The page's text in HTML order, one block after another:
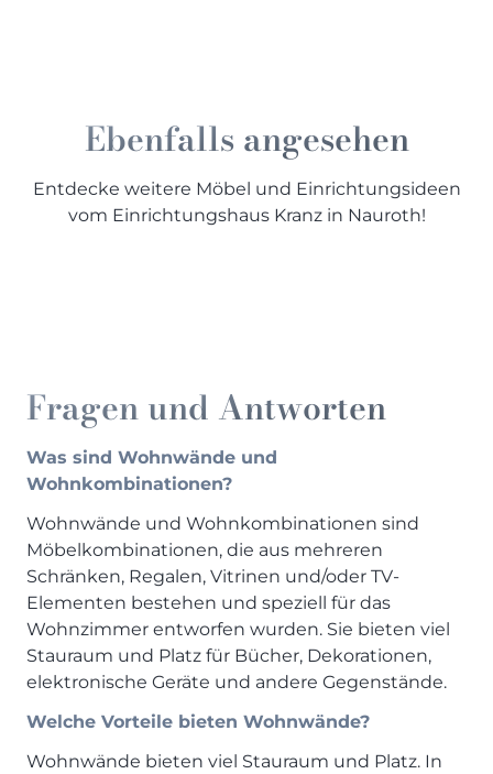
Ebenfalls angesehen
Entdecke weitere Möbel und Einrichtungsideen
vom Einrichtungshaus Kranz in Nauroth!
Fragen und Antworten
Was sind Wohnwände und
Wohnkombinationen?
Wohnwände und Wohnkombinationen sind
Möbelkombinationen, die aus mehreren
Schränken, Regalen, Vitrinen und/oder TV-
Elementen bestehen und speziell für das
Wohnzimmer entworfen wurden. Sie bieten viel
Stauraum und Platz für Bücher, Dekorationen,
elektronische Geräte und andere Gegenstände.
Welche Vorteile bieten Wohnwände?
Wohnwände bieten viel Stauraum und Platz. In